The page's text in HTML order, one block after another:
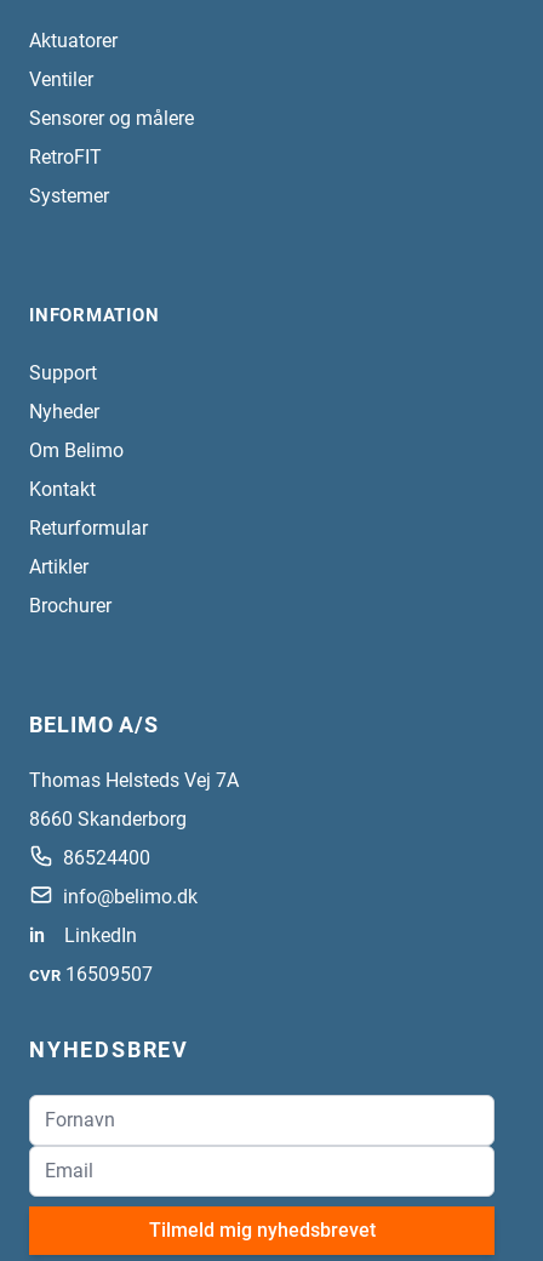
Aktuatorer
Ventiler
Sensorer og målere
RetroFIT
Systemer
INFORMATION
Support
Nyheder
Om Belimo
Kontakt
Returformular
Artikler
Brochurer
BELIMO A/S
Thomas Helsteds Vej 7A
8660 Skanderborg
86524400
info@belimo.dk
in
LinkedIn
CVR 16509507
NYHEDSBREV
Tilmeld mig nyhedsbrevet